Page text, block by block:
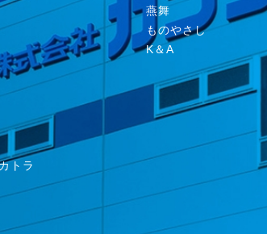
トラ
燕舞
ものやさし
K＆A